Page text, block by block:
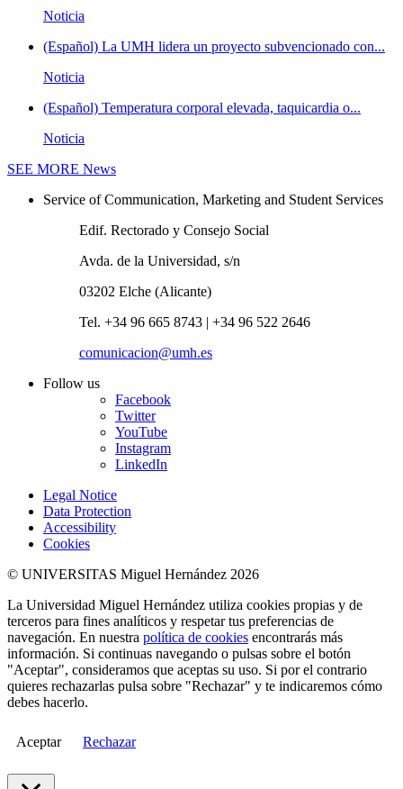
Noticia
(Español) La UMH lidera un proyecto subvencionado con...
Noticia
(Español) Temperatura corporal elevada, taquicardia o...
Noticia
SEE MORE News
Service of Communication, Marketing and Student Services
Edif. Rectorado y Consejo Social
Avda. de la Universidad, s/n
03202 Elche (Alicante)
Tel. +34 96 665 8743 | +34 96 522 2646
comunicacion@umh.es
Follow us
Facebook
Twitter
YouTube
Instagram
LinkedIn
Legal Notice
Data Protection
Accessibility
Cookies
© UNIVERSITAS Miguel Hernández 2026
La Universidad Miguel Hernández utiliza cookies propias y de
terceros para fines analíticos y respetar tus preferencias de
navegación. En nuestra política de cookies encontrarás más
información. Si continuas navegando o pulsas sobre el botón
"Aceptar", consideramos que aceptas su uso. Si por el contrario
quieres rechazarlas pulsa sobre "Rechazar" y te indicaremos cómo
debes hacerlo.
Aceptar Rechazar